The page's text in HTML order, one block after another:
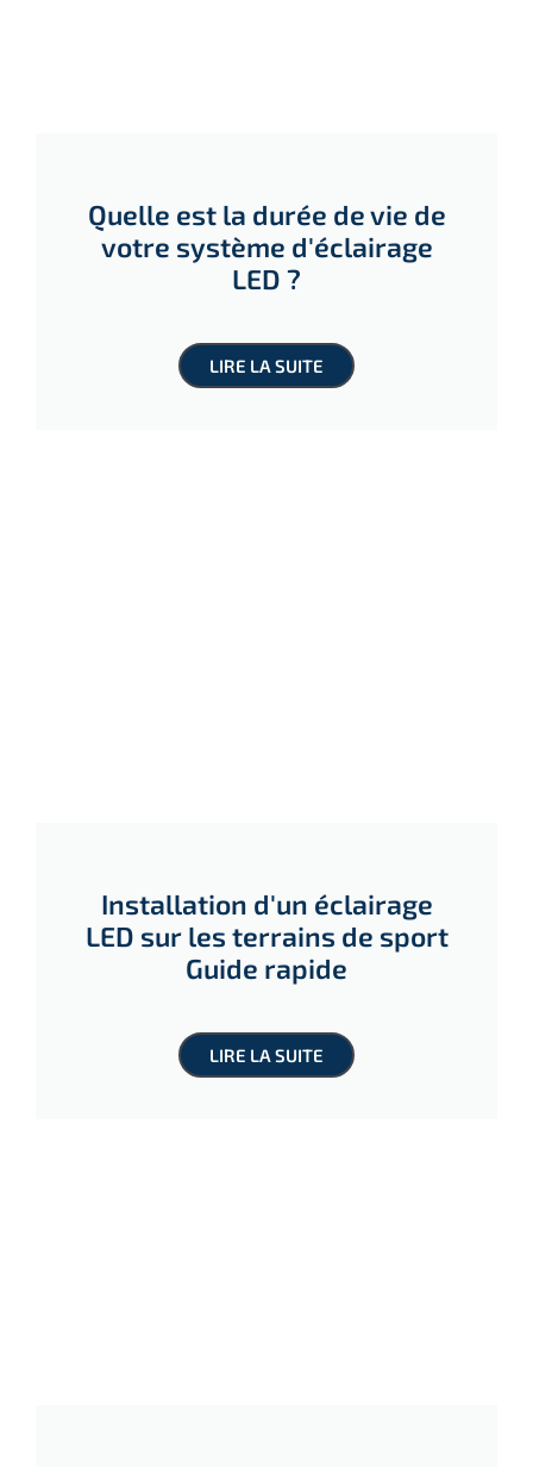
Quelle est la durée de vie de
votre système d'éclairage
LED ?
LIRE LA SUITE
Installation d'un éclairage
LED sur les terrains de sport
Guide rapide
LIRE LA SUITE